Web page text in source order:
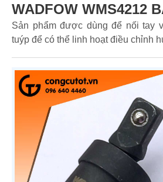
WADFOW WMS4212
Sản phẩm được dùng để nối tay
tuýp để có thể linh hoạt điều chỉnh